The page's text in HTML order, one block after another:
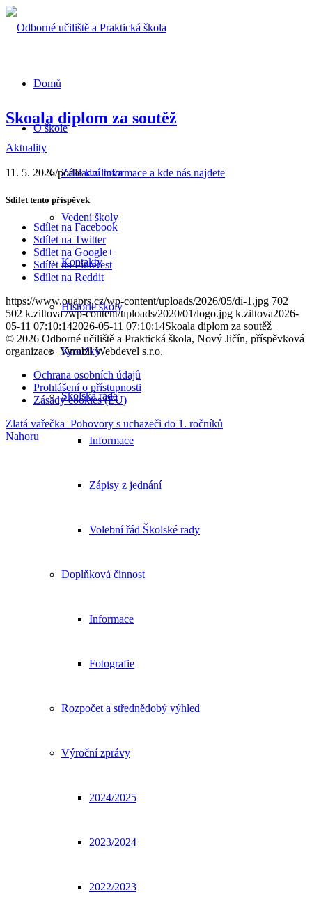
Domů
O škole
Základní informace a kde nás najdete
Vedení školy
Kontakty
Historie školy
Kroužky
Školská rada
Informace
Zápisy z jednání
Volební řád Školské rady
Doplňková činnost
Informace
Fotografie
Rozpočet a střednědobý výhled
Výroční zprávy
2024/2025
2023/2024
2022/2023
Skoala diplom za soutěž
Aktuality
11. 5. 2026/podlek.ziltova
Sdílet tento příspěvek
Sdílet na Facebook
Sdílet na Twitter
Sdílet na Google+
Sdílet na Pinterest
Sdílet na Reddit
https://www.ouaprs.cz/wp-content/uploads/2026/05/di-1.jpg 702
502 k.ziltova /wp-content/uploads/2020/01/logo.jpg k.ziltova2026-
05-11 07:10:142026-05-11 07:10:14Skoala diplom za soutěž
© 2026 Odborné učiliště a Praktická škola, Nový Jičín, příspěvková
organizace Vyrobil Webdevel s.r.o.
Ochrana osobních údajů
Prohlášení o přístupnosti
Zásady cookies (EU)
Zlatá vařečka Pohovory s uchazeči do 1. ročníků
Nahoru